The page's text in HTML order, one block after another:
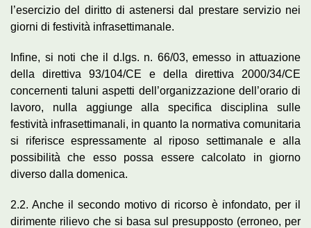
l’esercizio del diritto di astenersi dal prestare servizio nei
giorni di festività infrasettimanale.
Infine, si noti che il d.lgs. n. 66/03, emesso in attuazione
della direttiva 93/104/CE e della direttiva 2000/34/CE
concernenti taluni aspetti dell’organizzazione dell’orario di
lavoro, nulla aggiunge alla specifica disciplina sulle
festività infrasettimanali, in quanto la normativa comunitaria
si riferisce espressamente al riposo settimanale e alla
possibilità che esso possa essere calcolato in giorno
diverso dalla domenica.
2.2. Anche il secondo motivo di ricorso è infondato, per il
dirimente rilievo che si basa sul presupposto (erroneo, per